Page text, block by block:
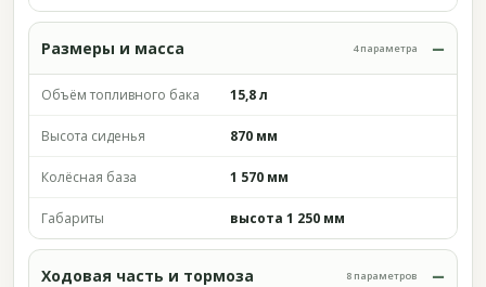
Размеры и масса 4 параметра
Объём топливного бака 15,8 л
Высота сиденья 870 мм
Колёсная база 1 570 мм
Габариты высота 1 250 мм
Ходовая часть и тормоза 8 параметров